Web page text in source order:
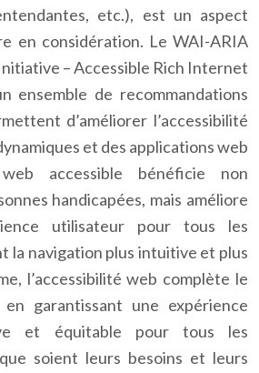
etc.), est un aspect
en considération. Le WAI-ARIA
– Accessible Rich Internet
ensemble de recommandations
d’améliorer l’accessibilité
et des applications web
accessible bénéficie non
handicapées, mais améliore
utilisateur pour tous les
la navigation plus intuitive et plus
l’accessibilité web complète le
en garantissant une expérience
et équitable pour tous les
soient leurs besoins et leurs